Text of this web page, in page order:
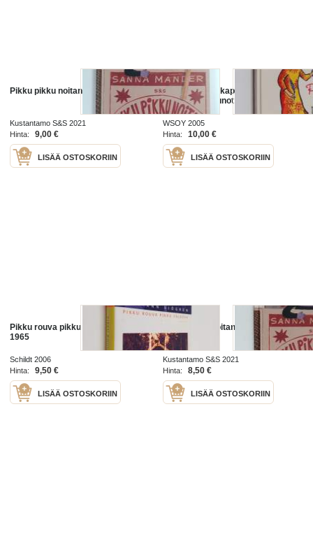
Pikku pikku noitani
Kustantamo S&S 2021
Hinta:
9,00 €
LISÄÄ OSTOSKORIIN
Pikku Akan taikapäivä : Pikku
Akan kootut runot ja laulut
WSOY 2005
Hinta:
10,00 €
LISÄÄ OSTOSKORIIN
Pikku rouva pikku talossa : 1957-
1965
Schildt 2006
Hinta:
9,50 €
LISÄÄ OSTOSKORIIN
Pikku pikku noitani
Kustantamo S&S 2021
Hinta:
8,50 €
LISÄÄ OSTOSKORIIN